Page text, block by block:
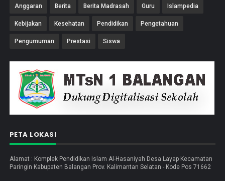
Anggaran Berita Berita Madrasah Guru Islampedia
Kebijakan Kesehatan Pendidikan Pengetahuan
Pengumuman Prestasi Siswa
PETA LOKASI
Alamat : Komplek Pendidikan Islam Al-Hasaniyah Desa Layap Kecamatan
Paringin Kabupaten Balangan Prov. Kalimantan Selatan - Kode Pos 71662